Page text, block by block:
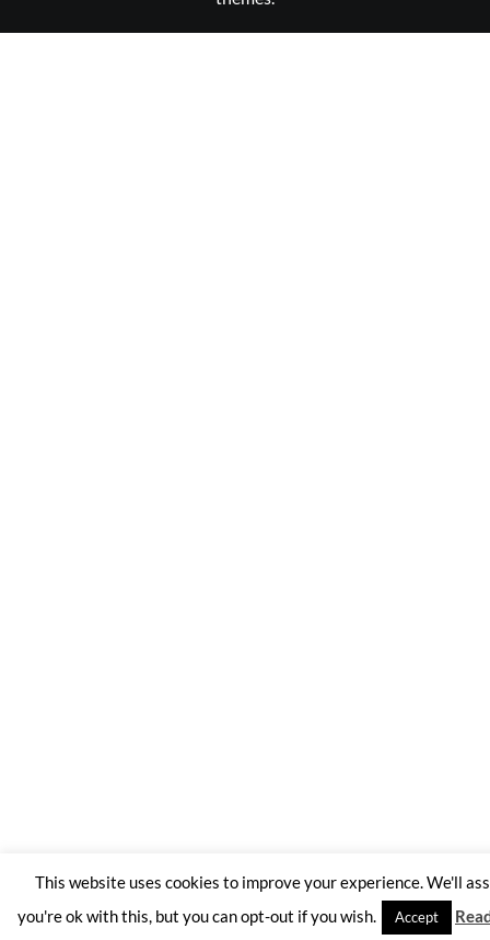
This website uses cookies to improve your experience. We'll
you're ok with this, but you can opt-out if you wish.
Accept